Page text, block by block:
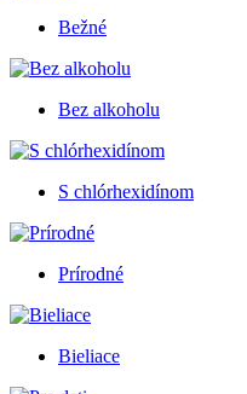
Bežné
Bez alkoholu
S chlórhexidínom
Prírodné
Bieliace